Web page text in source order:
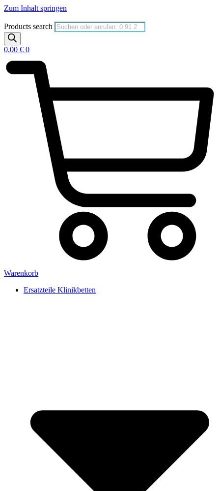
Zum Inhalt springen
Products search
0,00 € 0
Warenkorb
Ersatzteile Klinikbetten